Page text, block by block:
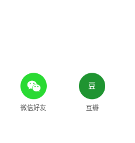
微信好友 豆瓣